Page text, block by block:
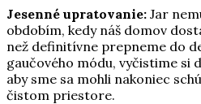
Jesenné upratovanie: Jar
obdobím, kedy náš domov
než definitívne prepneme do
gaučového módu, vyčistime si
aby sme sa mohli nakoniec
čistom priestore.